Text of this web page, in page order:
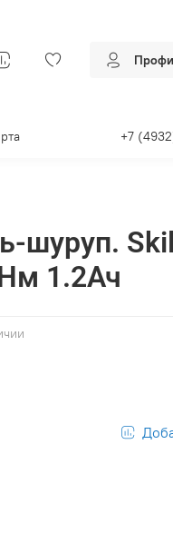
+7
шуруп.
1.2Ач